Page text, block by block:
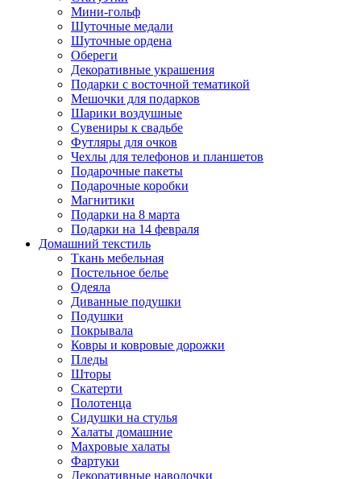
Мини-гольф
Шуточные медали
Шуточные ордена
Обереги
Декоративные украшения
Подарки с восточной тематикой
Мешочки для подарков
Шарики воздушные
Сувениры к свадьбе
Футляры для очков
Чехлы для телефонов и планшетов
Подарочные пакеты
Подарочные коробки
Магнитики
Подарки на 8 марта
Подарки на 14 февраля
Домашний текстиль
Ткань мебельная
Постельное белье
Одеяла
Диванные подушки
Подушки
Покрывала
Ковры и ковровые дорожки
Пледы
Шторы
Скатерти
Полотенца
Сидушки на стулья
Халаты домашние
Махровые халаты
Фартуки
Декоративные наволочки